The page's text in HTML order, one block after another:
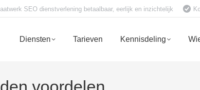
SEO dienstverlening betaalbaar, eerlijk en inzichtelijk
Diensten Tarieven Kennisdeling